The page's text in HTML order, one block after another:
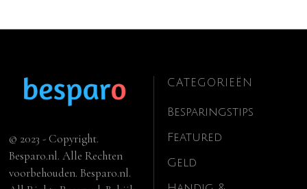
© 2023 - Copyright.
Besparo.nl. Alle Rechten
voorbehouden. Besparo.nl.
CATEGORIEËN
Besparingstips
Featured
Geld